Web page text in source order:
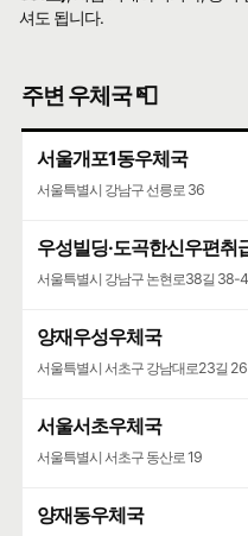
셔도 됩니다.
주변 우체국 📮
서울개포1동우체국
서울특별시 강남구 선릉로 36
우성빌딩·도곡한신우편취
서울특별시 강남구 논현로38길 38-4
양재우성우체국
서울특별시 서초구 강남대로23길 26
서울서초우체국
서울특별시 서초구 동산로 19
양재동우체국